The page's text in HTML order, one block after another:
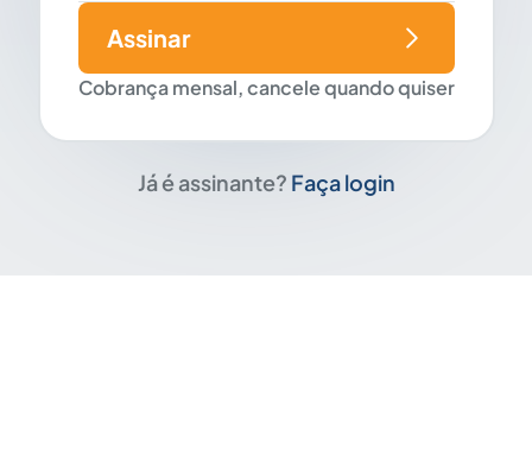
Cobrança mensal, cancele quando quiser
Assinar
Já é assinante? Faça login